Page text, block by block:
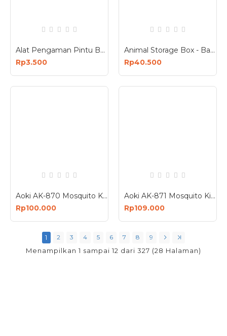
Alat Pengaman Pintu Bulat Karet Penahan Benturan Gagang Pintu
Rp3.500
Animal Storage Box - Bangku Anak - Tempat Penyimpanan Mainan
Rp40.500
Aoki AK-870 Mosquito Killer Lampu UV Perangkap Nyamuk Bug Zapper 12 Watt
Rp100.000
Aoki AK-871 Mosquito Killer Lampu UV Perangkap Nyamuk Bug Zapper 22 Watt
Rp109.000
1 2 3 4 5 6 7 8 9
Menampilkan 1 sampai 12 dari 327 (28 Halaman)